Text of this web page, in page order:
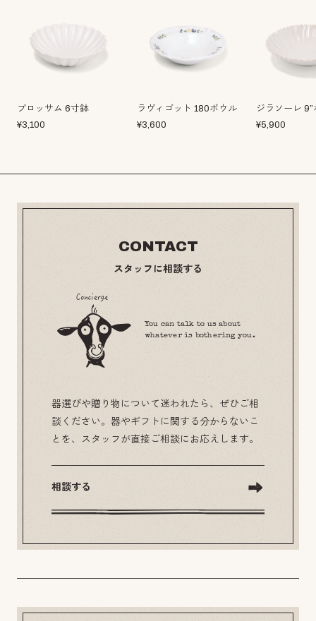
ブロッサム 6寸鉢
¥3,100
ラヴィゴット 180ボウル
¥3,600
ジラソーレ
¥5,900
CONTACT
スタッフに相談する
You can talk to us about
whatever is bothering you.
器選びや贈り物について迷われたら、ぜひご相
談ください。器やギフトに関する分からないこ
とを、スタッフが直接ご相談にお応えします。
相談する